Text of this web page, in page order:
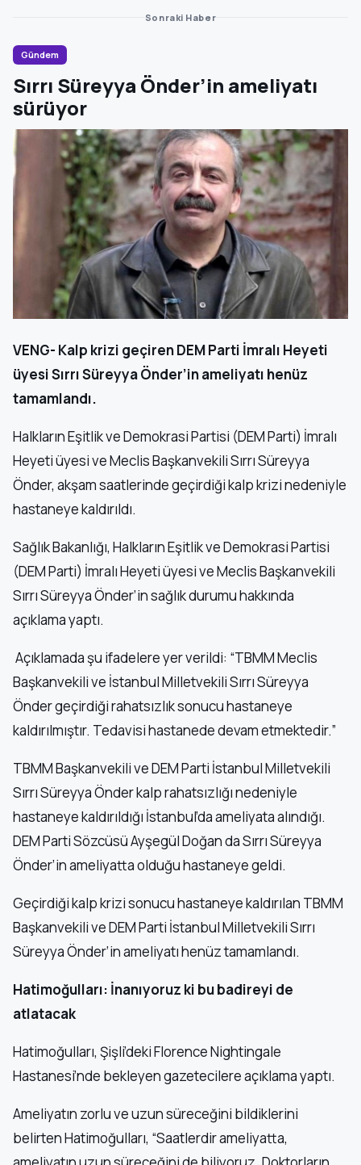
Sonraki Haber
Gündem
Sırrı Süreyya Önder’in ameliyatı
sürüyor
VENG- Kalp krizi geçiren DEM Parti İmralı Heyeti
üyesi Sırrı Süreyya Önder’in ameliyatı henüz
tamamlandı.
Halkların Eşitlik ve Demokrasi Partisi (DEM Parti) İmralı
Heyeti üyesi ve Meclis Başkanvekili Sırrı Süreyya
Önder, akşam saatlerinde geçirdiği kalp krizi nedeniyle
hastaneye kaldırıldı.
Sağlık Bakanlığı, Halkların Eşitlik ve Demokrasi Partisi
(DEM Parti) İmralı Heyeti üyesi ve Meclis Başkanvekili
Sırrı Süreyya Önder’in sağlık durumu hakkında
açıklama yaptı.
Açıklamada şu ifadelere yer verildi: “TBMM Meclis
Başkanvekili ve İstanbul Milletvekili Sırrı Süreyya
Önder geçirdiği rahatsızlık sonucu hastaneye
kaldırılmıştır. Tedavisi hastanede devam etmektedir.”
TBMM Başkanvekili ve DEM Parti İstanbul Milletvekili
Sırrı Süreyya Önder kalp rahatsızlığı nedeniyle
hastaneye kaldırıldığı İstanbul’da ameliyata alındığı.
DEM Parti Sözcüsü Ayşegül Doğan da Sırrı Süreyya
Önder’in ameliyatta olduğu hastaneye geldi.
Geçirdiği kalp krizi sonucu hastaneye kaldırılan TBMM
Başkanvekili ve DEM Parti İstanbul Milletvekili Sırrı
Süreyya Önder’in ameliyatı henüz tamamlandı.
Hatimoğulları: İnanıyoruz ki bu badireyi de
atlatacak
Hatimoğulları, Şişli’deki Florence Nightingale
Hastanesi’nde bekleyen gazetecilere açıklama yaptı.
Ameliyatın zorlu ve uzun süreceğini bildiklerini
belirten Hatimoğulları, “Saatlerdir ameliyatta,